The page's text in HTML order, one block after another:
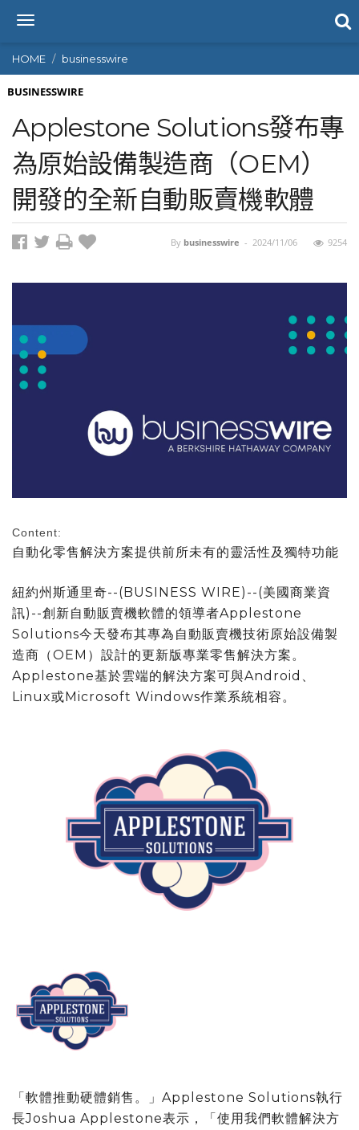
T
g
g
l
n
a
v
i
g
a
t
HOME businesswire
BUSINESSWIRE
Applestone Solutions發布專
為原始設備製造商（OEM）
開發的全新自動販賣機軟體
By businesswire - 2024/11/06 9254
Content:
自動化零售解決方案提供前所未有的靈活性及獨特功能
紐約州斯通里奇--(BUSINESS WIRE)--(美國商業資
訊)--創新自動販賣機軟體的領導者Applestone
Solutions今天發布其專為自動販賣機技術原始設備製
造商（OEM）設計的更新版專業零售解決方案。
Applestone基於雲端的解決方案可與Android、
Linux或Microsoft Windows作業系統相容。
「軟體推動硬體銷售。」Applestone Solutions執行
長Joshua Applestone表示，「使用我們軟體解決方